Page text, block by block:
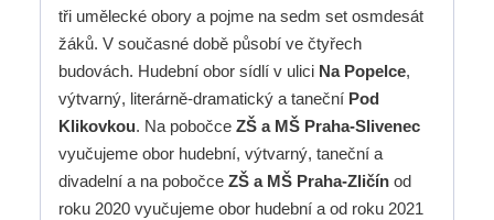
tři umělecké obory a pojme na sedm set osmdesát
žáků. V současné době působí ve čtyřech
budovách. Hudební obor sídlí v ulici Na Popelce,
výtvarný, literárně-dramatický a taneční Pod
Klikovkou. Na pobočce ZŠ a MŠ Praha-Slivenec
vyučujeme obor hudební, výtvarný, taneční a
divadelní a na pobočce ZŠ a MŠ Praha-Zličín od
roku 2020 vyučujeme obor hudební a od roku 2021